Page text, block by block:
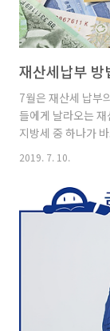
재산세납부 방
7월은 재산세 납부
들에게 날라오는
지방세 중 하나가
부담이 될 때가 있
알아봅니다! 재산
말 그대로 일정한
축물뿐만 아니라
토지를 포함한 공
과수원 등의 농지
일반 건축물에 부
2019. 7. 10.